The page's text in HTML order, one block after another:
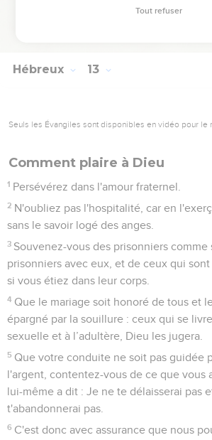
Hébreux 13
Seuls les Évangiles sont disponibles en vidéo pour le
Comment plaire à Dieu
1 Persévérez dans l'amour fraternel.
2 N'oubliez pas l'hospitalité, car en
sans le savoir logé des anges.
3 Souvenez-vous des prisonniers comme
prisonniers avec eux, et de ceux qui
si vous étiez dans leur corps.
4 Que le mariage soit honoré de tous et
épargné par la souillure : ceux qui se
sexuelle et à l’adultère, Dieu les jugera.
5 Que votre conduite ne soit pas guidée
l'argent, contentez-vous de ce que vous
lui-même a dit : Je ne te délaisserai pas
t'abandonnerai pas.
6 C'est donc avec assurance que nous
Tout refuser